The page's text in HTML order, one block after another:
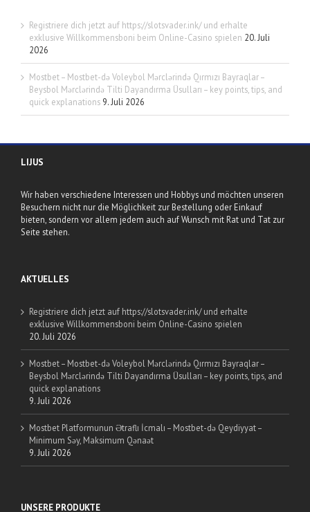
Registriere dich jetzt auf https://slotsvader.ink/ und erhalte
exklusive Willkommensboni beim Online-Casino spielen 20. Juli
2026
Mostbet – Mostbet-də Voleybol Mərclərində Qırmızı Bayraqlar –
Beysbol Mərclərində Tilti Dayandırma Üsulları – key points, tips, and
quick explanations 9. Juli 2026
LIJUS
Wir haben verschiedene Interessen und Hobbys und möchten unseren
Besuchern nicht nur die Möglichkeit zur Bestellung oder Einkauf
bieten, sondern vor allem jedem auch auf Wunsch mit Rat und Tat zur
Seite stehen.
AKTUELLES
Registriere dich jetzt auf https://slotsvader.ink/ und erhalte
exklusive Willkommensboni beim Online-Casino spielen
20. Juli 2026
Mostbet – Mostbet-də Voleybol Mərclərində Qırmızı Bayraqlar –
Beysbol Mərclərində Tilti Dayandırma Üsulları – key points, tips, and
quick explanations
9. Juli 2026
Mostbet Platformunun Ətraflı İcmalı – Mostbet-də Qeydiyyat –
Minimum Səy, Maksimum Qənaət
9. Juli 2026
UNSERE PRODUKTE